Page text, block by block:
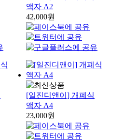
액자 A2
42,000원
[일진디앤이] 개폐식
액자 A4
23,000원